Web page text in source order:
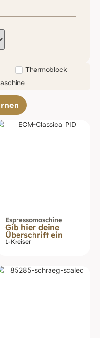
Thermoblock
Espressomaschine
Gib hier deine
Überschrift ein
1-Kreiser